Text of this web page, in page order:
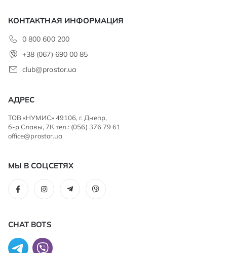
КОНТАКТНАЯ ИНФОРМАЦИЯ
0 800 600 200
+38 (067) 690 00 85
club@prostor.ua
АДРЕС
ТОВ «НУМИС» 49106, г. Днепр,
б-р Славы, 7К тел.: (056) 376 79 61
office@prostor.ua
МЫ В СОЦСЕТЯХ
CHAT BOTS